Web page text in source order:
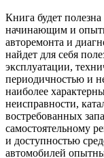
Книга будет
начинающим и
авторемонта и
найдет для себя
эксплуатации,
периодичностью и
наиболее
неисправности,
востребованных
самостоятельному
и доступностью
автомобилей